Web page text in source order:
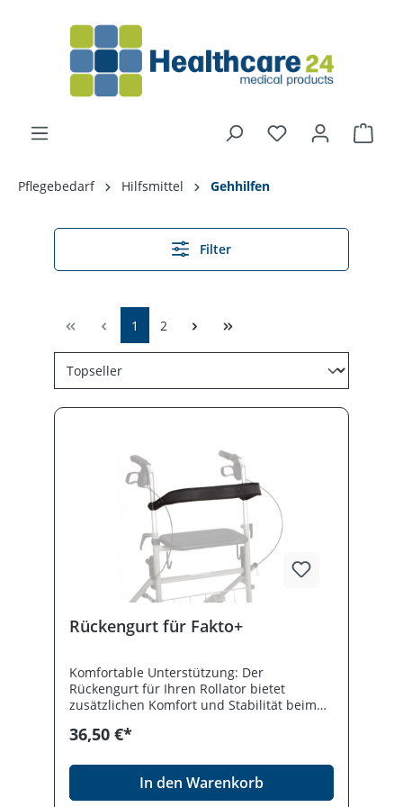
Pflegebedarf Hilfsmittel Gehhilfen
Filter
1 2
Rückengurt für Fakto+
Komfortable Unterstützung: Der
Rückengurt für Ihren Rollator bietet
zusätzlichen Komfort und Stabilität beim
und gut gestützt fühlen, wenn Sie eine
Dieser Rückengurt ist ergonomisch
gestaltet, um sich optimal an Ihren Rücken
anzupassen. Er entlastet die Wirbelsäule
36,50 €*
In den Warenkorb